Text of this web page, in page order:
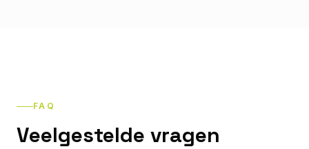
FAQ
Veelgestelde vragen